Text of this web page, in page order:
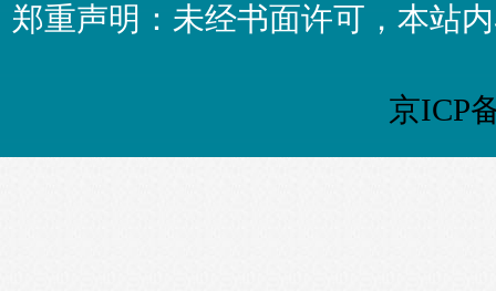
郑重声明：未经书面许可，本站
京ICP